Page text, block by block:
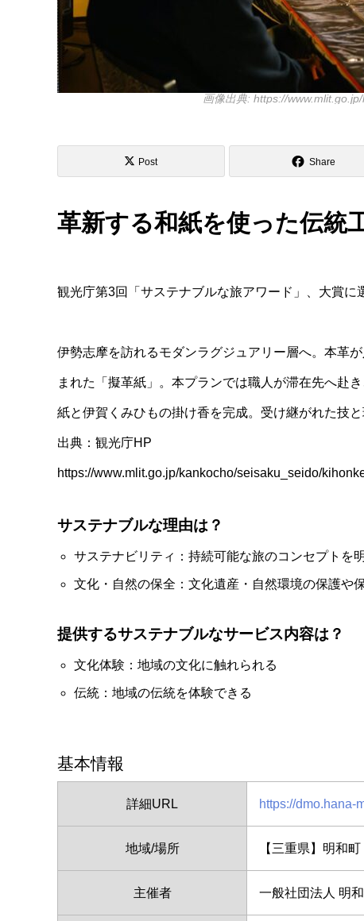
画像出典: https://
Post Share
革新する和紙を使った伝統
観光庁第3回「サステナブルな旅アワード」、大賞に
伊勢志摩を訪れるモダンラグジュアリー層へ。本革
まれた「擬革紙」。本プランでは職人が滞在先へ赴
紙と伊賀くみひもの掛け香を完成。受け継がれた技
出典：観光庁HP
https://www.mlit.go.jp/kankocho/seisaku_seido/
サステナブルな理由は？
サステナビリティ：持続可能な旅のコンセプトを
文化・自然の保全：文化遺産・自然環境の保護や
提供するサステナブルなサービス内容は？
文化体験：地域の文化に触れられる
伝統：地域の伝統を体験できる
基本情報
詳細URL https://dmo.hana-
地域/場所 【三重県】明和町
主催者 一般社団法人 明